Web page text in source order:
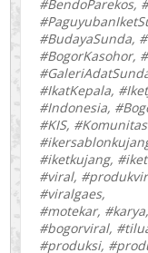
#BendoParekos,
#BudayaSunda,
#BogorKasohor,
#IkatKepala,
#Indonesia,
#KIS,
#iketkujang,
#viral,
#viralgaes,
#motekar,
#bogorviral,
#produksi,